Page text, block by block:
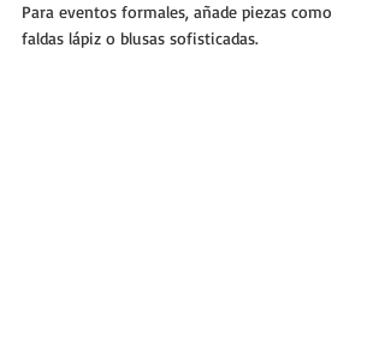
Para eventos formales, añade piezas como
faldas lápiz o blusas sofisticadas.